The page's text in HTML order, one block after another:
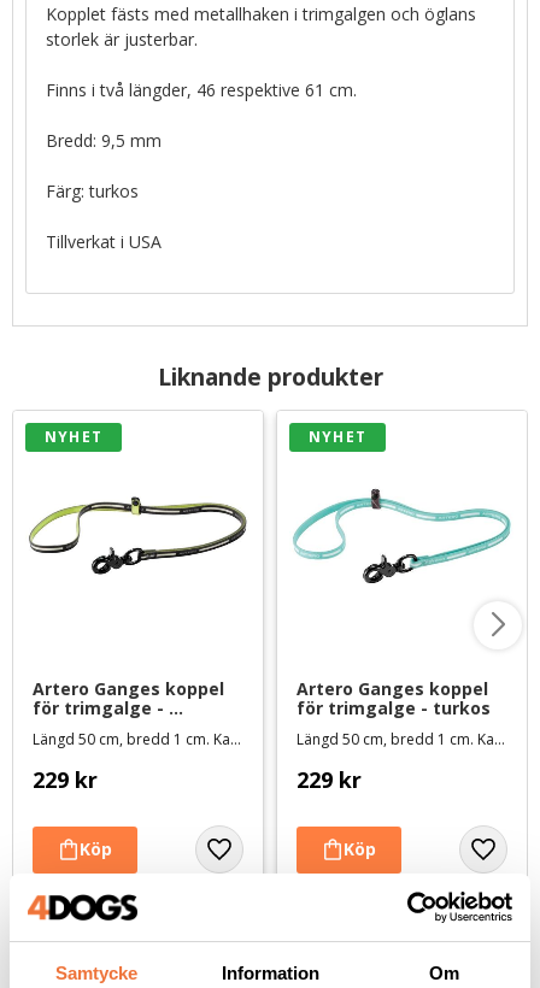
Samtycke Information Om
Kopplet fästs med metallhaken i trimgalgen och öglans
storlek är justerbar.
Finns i två längder, 46 respektive 61 cm.
Bredd: 9,5 mm
Färg: turkos
Tillverkat i USA
Liknande produkter
Artero Ganges koppel
för trimgalge -
svart/neongul
Längd 50 cm, bredd 1 cm. Kan användas både vid trimbordet och i badet
229 kr
NYHET
Artero Ganges koppel
för trimgalge - turkos
Längd 50 cm, bredd 1 cm. Kan användas både vid trimbordet och i badet
229 kr
NYHET
Andra köpte även